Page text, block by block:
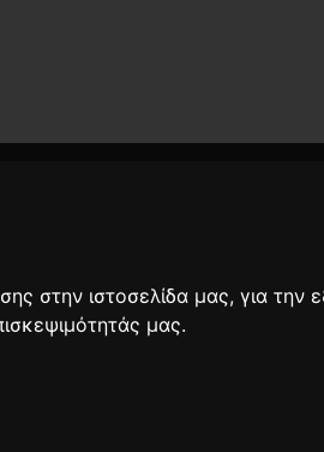
στην ιστοσελίδα μας, για την
μας.